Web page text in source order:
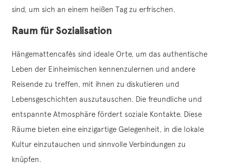
sind, um sich an einem heißen Tag zu erfrischen.
Raum für Sozialisation
Hängemattencafés sind ideale Orte, um das authentische
Leben der Einheimischen kennenzulernen und andere
Reisende zu treffen, mit ihnen zu diskutieren und
Lebensgeschichten auszutauschen. Die freundliche und
entspannte Atmosphäre fördert soziale Kontakte. Diese
Räume bieten eine einzigartige Gelegenheit, in die lokale
Kultur einzutauchen und sinnvolle Verbindungen zu
knüpfen.